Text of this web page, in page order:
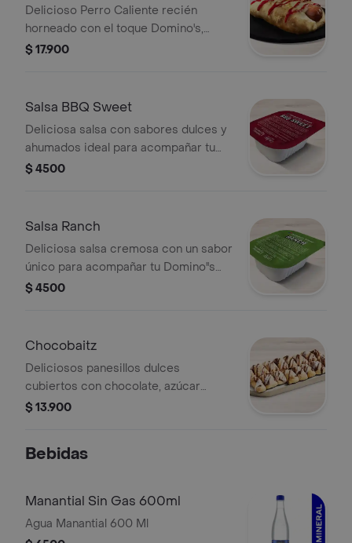
Delicioso Perro Caliente recién
horneado con el toque Domino's,
hecho con masa pan pizza y bordes
$ 17.900
Salsa BBQ Sweet
Deliciosa salsa con sabores dulces y
ahumados ideal para acompañar tu
Domino's favorita.
$ 4500
Salsa Ranch
Deliciosa salsa cremosa con un sabor
único para acompañar tu Domino''s
favorita.
$ 4500
Chocobaitz
Deliciosos panesillos dulces
cubiertos con chocolate, azúcar
espolvoreado y glaseado Domino's
$ 13.900
Bebidas
Manantial Sin Gas 600ml
Agua Manantial 600 Ml